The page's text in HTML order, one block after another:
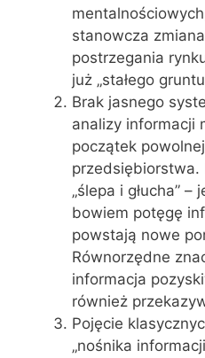
stanowcza
postrzegania
już „stałego
Brak jasnego
analizy informacji
początek
przedsiębiorstwa.
„ślepa i głucha”
bowiem potęgę
powstają nowe
Równorzędne
informacja
również
Pojęcie
„nośnika